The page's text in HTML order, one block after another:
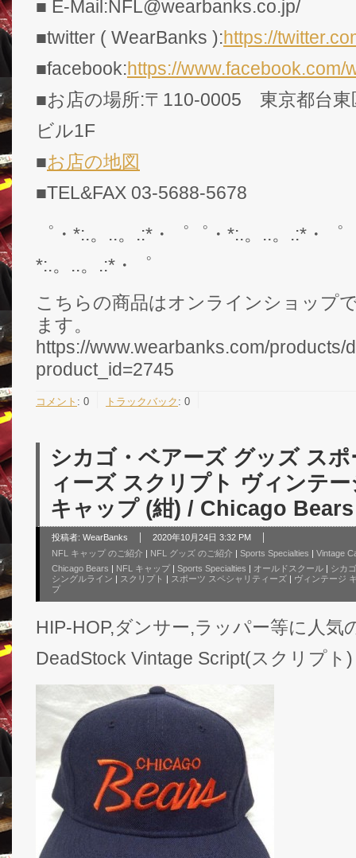
■ E-Mail:NFL@wearbanks.co.jp/
■twitter ( WearBanks ):https://
■facebook:https://www.facebook.com/
■お店の場所:〒110-0005 東京都台
ビル1F
■お店の地図
■TEL&FAX 03-5688-5678
゜・*:.。..。.:*・゜゜・*:.。..。.:*・
*:.。..。.:*・゜
こちらの商品はオンラインショップ
ます。
https://www.wearbanks.com/products/
product_id=2745
コメント : 0 トラックバック : 0
シカゴ・ベアーズ グッズ ス
ィーズ スクリプト ヴィンテ
キャップ (紺) / Chicago Bears
投稿者: WearBanks
2020年10月24日 3:32 PM
NFL キャップ のご紹介 | NFL グッズ のご紹介 | Sports Specialties | Vintage
Chicago Bears
NFL キャップ Sports Specialties オールドスクール
シカ
シングルライン
スクリプト スポーツ スペシャリティーズ
ヴィンテージ
プ
HIP-HOP,ダンサー,ラッパー等に人気
DeadStock Vintage Script(スクリプト